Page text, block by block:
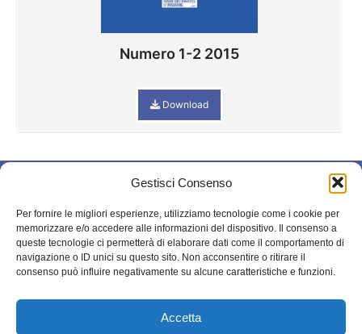
Gestisci Consenso
Per fornire le migliori esperienze, utilizziamo tecnologie come i cookie per
memorizzare e/o accedere alle informazioni del dispositivo. Il consenso a
queste tecnologie ci permetterà di elaborare dati come il comportamento di
navigazione o ID unici su questo sito. Non acconsentire o ritirare il
consenso può influire negativamente su alcune caratteristiche e funzioni.
Accetta
Numero 1-2 2015
Download
STORIA
BIBLIOGRAFIA
ARCHIVIO
BOLLETTINI
CONTATTI
reserved.